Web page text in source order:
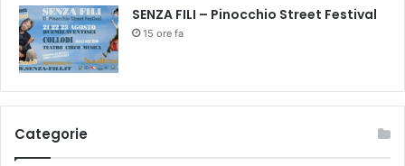
SENZA FILI – Pinocchio Street Festival
15 ore fa
Categorie